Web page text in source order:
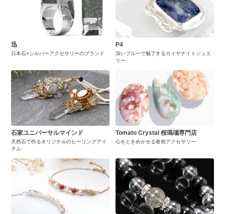
迅
日本石×シルバーアクセサリーのブランド
P4
深いブルーで魅了するカイヤナイトジュエ
リー
石家ユニバーサルマインド
天然石で作るオリジナルのヒーリングアイ
テム
Tomato Crystal 桜瑪瑙専門店
心をときめかせる春色アクセサリー